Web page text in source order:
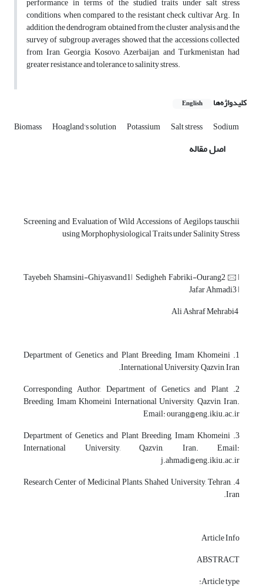
conditions, when compared to the resistant check cultivar Arg. In
addition, the dendrogram obtained from the cluster analysis and the
survey of subgroup averages showed that the accessions collected
from Iran, Georgia, Kosovo, Azerbaijan, and Turkmenistan had
greater resistance and tolerance to salinity stress.
کلیدواژه‌ها English
Biomass Hoagland's solution Potassium Salt stress Sodium
اصل مقاله
Screening and Evaluation of Wild Accessions of Aegilops tauschii
using Morphophysiological Traits under Salinity Stress
Tayebeh Shamsini-Ghiyasvand1ǀ Sedigheh Fabriki-Ourang2🖂ǀ
Jafar Ahmadi3 ǀ
1. Department of Genetics and Plant Breeding, Imam Khomeini
International University, Qazvin, Iran.
2. Corresponding Author, Department of Genetics and Plant
Breeding, Imam Khomeini International University, Qazvin, Iran.
Email: ourang@eng.ikiu.ac.ir
3. Department of Genetics and Plant Breeding, Imam Khomeini
International University, Qazvin, Iran. Email:
j.ahmadi@eng.ikiu.ac.ir
4. Research Center of Medicinal Plants, Shahed University, Tehran,
Iran.
Article Info
ABSTRACT
Article type: